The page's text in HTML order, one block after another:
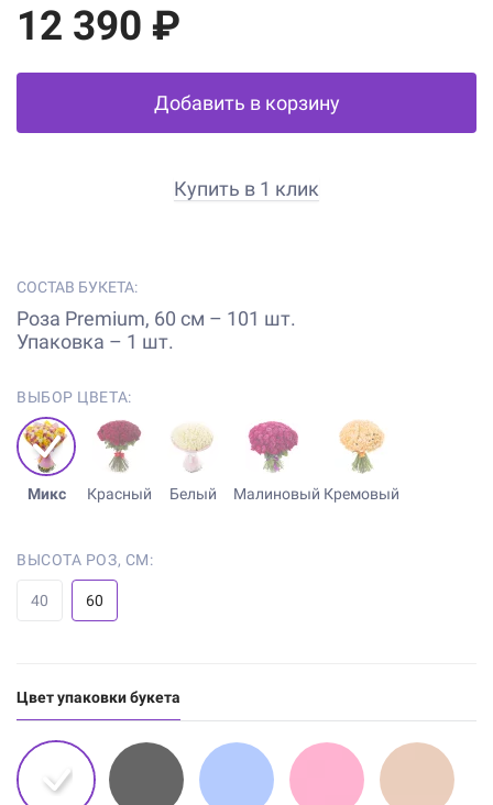
12 390 ₽
Добавить в корзину
Купить в 1 клик
СОСТАВ БУКЕТА:
Роза Premium, 60 см – 101 шт.
Упаковка – 1 шт.
ВЫБОР ЦВЕТА:
Микс Красный Белый Малиновый Кремовый
ВЫСОТА РОЗ, СМ:
40 60
Цвет упаковки букета